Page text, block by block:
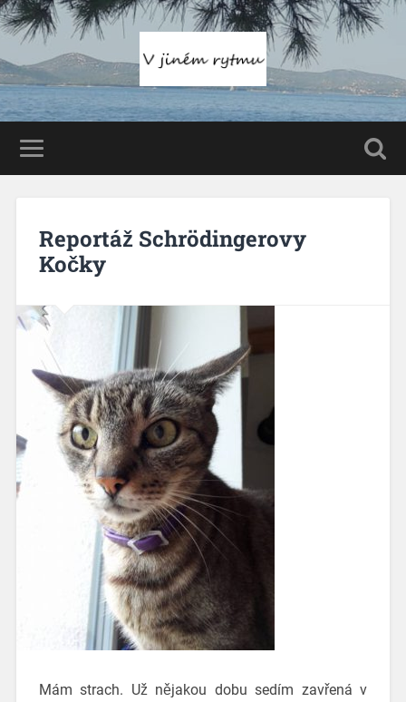
Reportáž Schrödingerovy
Kočky
Mám strach. Už nějakou dobu sedím zavřená v